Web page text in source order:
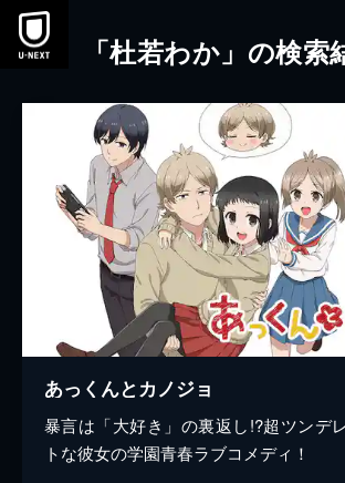
本文へスキップ
「杜若わか」の検索
あっくんとカノジョ
暴言は「大好き」の裏返し!?超ツンデ
トな彼女の学園青春ラブコメディ！